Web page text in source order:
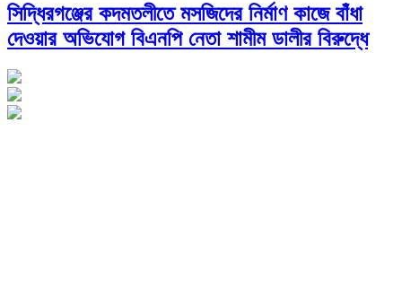
সিদ্ধিরগঞ্জের কদমতলীতে মসজিদের নির্মাণ কাজে বাঁধা
দেওয়ার অভিযোগ বিএনপি নেতা শামীম ডালীর বিরুদ্ধে